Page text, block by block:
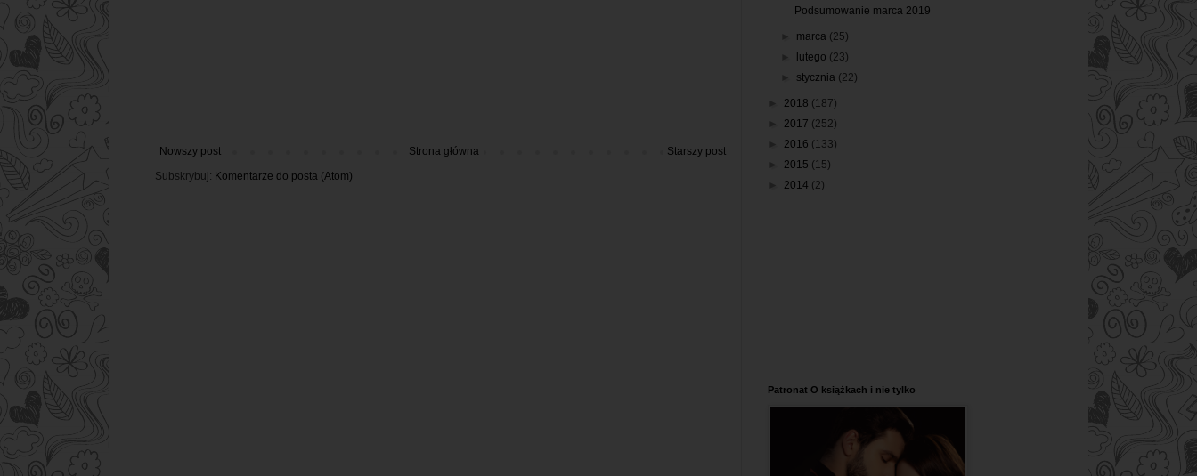
Nowszy post Starszy post
Strona główna
Subskrybuj: Komentarze do posta (Atom)
Podsumowanie marca 2019
marca (25)
lutego (23)
stycznia (22)
2018 (187)
2017 (252)
2016 (133)
2015 (15)
2014 (2)
Patronat O książkach i nie tylko